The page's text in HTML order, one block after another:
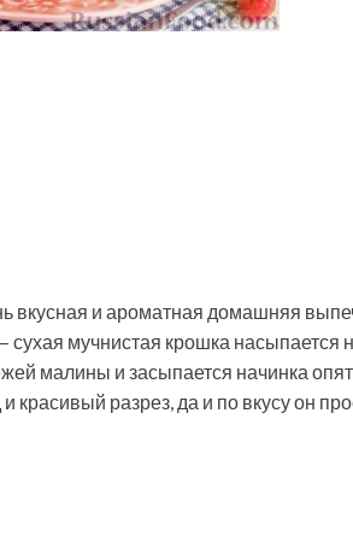
вкусная и ароматная домашняя
мучнистая крошка насыпается
малины и засыпается начинка
красивый разрез, да и по вкусу он